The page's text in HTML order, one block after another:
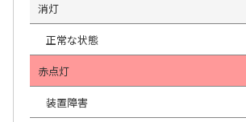
消灯
正常な状態
赤点灯
装置障害